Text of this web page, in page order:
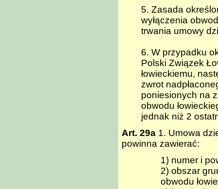
5. Zasada
wyłączenia
trwania umowy
6. W przypadku
Polski Związek
łowieckiemu,
zwrot
poniesionych na
obwodu
jednak niż 2
Art. 29a 1. Umowa
powinna zawierać:
1) numer i
2) obszar
obwodu